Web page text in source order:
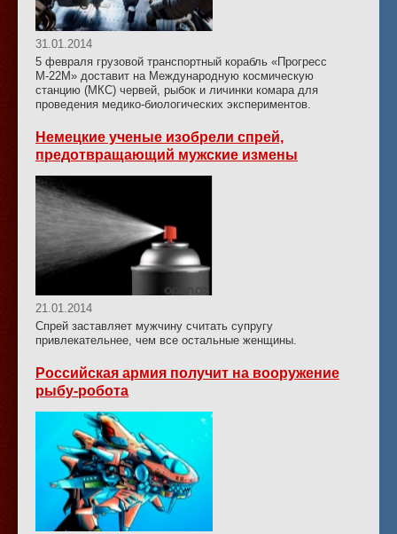
31.01.2014
5 февраля грузовой транспортный корабль «Прогресс
М-22М» доставит на Международную космическую
станцию (МКС) червей, рыбок и личинки комара для
проведения медико-биологических экспериментов.
Немецкие ученые изобрели спрей,
предотвращающий мужские измены
21.01.2014
Спрей заставляет мужчину считать супругу
привлекательнее, чем все остальные женщины.
Российская армия получит на вооружение
рыбу-робота